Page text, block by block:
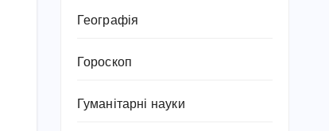
Географія
Гороскоп
Гуманітарні науки